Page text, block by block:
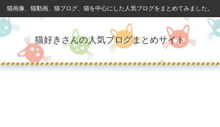
猫画像、猫動画、猫ブログ、猫を中心にした人気ブログをまとめてみました。
猫好きさんの人気ブログまとめサイト